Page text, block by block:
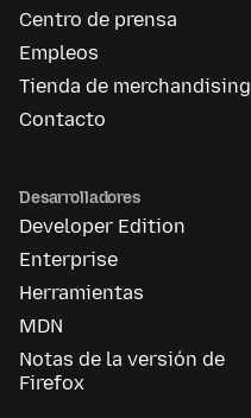
Centro de prensa
Empleos
Tienda de merchandising
Contacto
Desarrolladores
Developer Edition
Enterprise
Herramientas
MDN
Notas de la versión de
Firefox